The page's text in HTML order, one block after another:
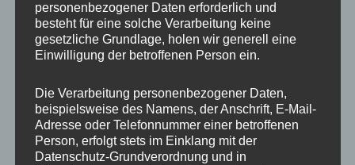
Material:Hochwertiges Aluminium, eloxiert in
Schwarz oder Silber
Breite pro Seite:50 mm
TÜV-geprüft:Nein
PASSEND FÜR
personenbezogener Daten erforderlich und
besteht für eine solche Verarbeitung keine
gesetzliche Grundlage, holen wir generell eine
Einwilligung der betroffenen Person ein.
Die Verarbeitung personenbezogener Daten,
beispielsweise des Namens, der Anschrift, E-Mail-
Adresse oder Telefonnummer einer betroffenen
Person, erfolgt stets im Einklang mit der
Datenschutz-Grundverordnung und in